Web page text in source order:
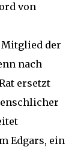
von
der
nach
ersetzt
Edgars, ein